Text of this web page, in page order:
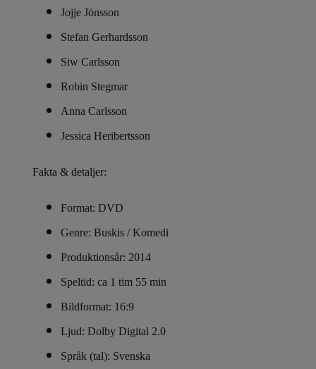
Jojje Jönsson
Stefan Gerhardsson
Siw Carlsson
Robin Stegmar
Anna Carlsson
Jessica Heribertsson
Fakta & detaljer:
Format: DVD
Genre: Buskis / Komedi
Produktionsår: 2014
Speltid: ca 1 tim 55 min
Bildformat: 16:9
Ljud: Dolby Digital 2.0
Språk (tal): Svenska